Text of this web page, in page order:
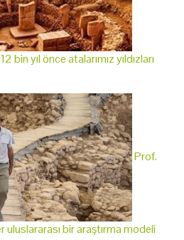
yıl önce atalarımız yıldızları
Prof.
bir araştırma modeli